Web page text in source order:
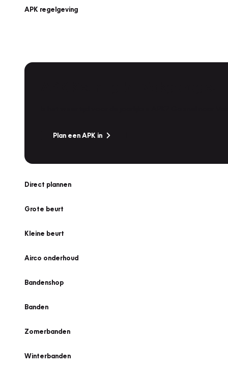
APK regelgeving
Plan een APK in
Direct plannen
Grote beurt
Kleine beurt
Airco onderhoud
Bandenshop
Banden
Zomerbanden
Winterbanden